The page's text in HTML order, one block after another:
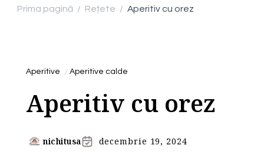
Prima pagină / Rețete / Aperitiv cu orez
Aperitive Aperitive calde
Aperitiv cu orez
nichitusa decembrie 19, 2024